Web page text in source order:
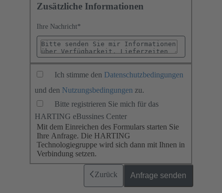
Zusätzliche Informationen
Ihre Nachricht*
Ich stimme den Datenschutzbedingungen
und den Nutzungsbedingungen zu.
Bitte registrieren Sie mich für das
HARTING eBussines Center
Mit dem Einreichen des Formulars starten Sie
Ihre Anfrage. Die HARTING
Technologiegruppe wird sich dann mit Ihnen in
Verbindung setzen.
Zurück Anfrage senden